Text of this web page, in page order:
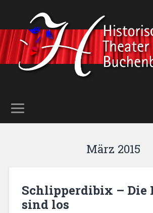
März 2015
Schlipperdibix – Die
sind los